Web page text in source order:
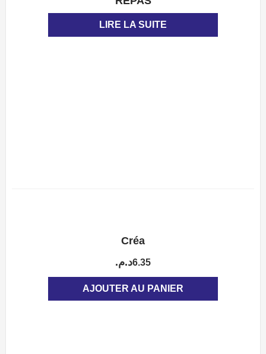
LIRE LA SUITE
Créa
6.35د.م.
AJOUTER AU PANIER